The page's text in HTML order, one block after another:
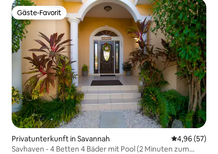
Gäste-Favorit
Gäste-Favorit
Privatunterkunft in Savannah
4,96 (57)
Savhaven - 4 Betten 4 Bäder mit Pool (2 Minuten zum